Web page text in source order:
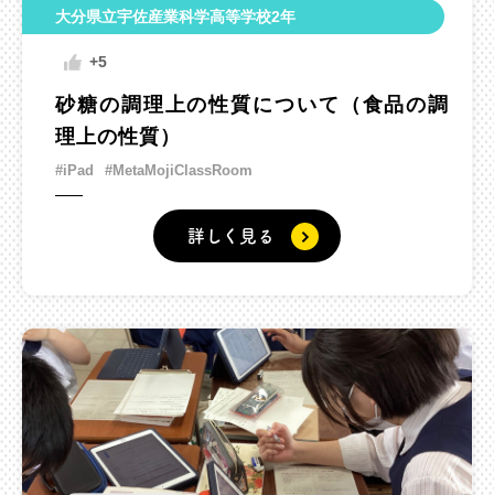
大分県立宇佐産業科学高等学校2年
+5
砂糖の調理上の性質について（食品の調
理上の性質）
#iPad #MetaMojiClassRoom
詳しく見る